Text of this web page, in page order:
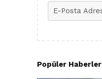
Popüler Haberler